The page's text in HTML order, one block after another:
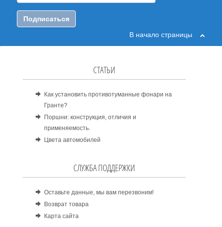
Подписаться
В начало страницы
СТАТЬИ
Как установить противотуманные фонари на
Гранте?
Поршни: конструкция, отличия и
применяемость.
Цвета автомобилей
СЛУЖБА ПОДДЕРЖКИ
Оставьте данные, мы вам перезвоним!
Возврат товара
Карта сайта